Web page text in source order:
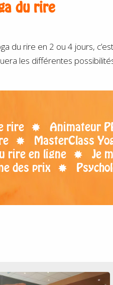
du rire
du rire en 2 ou 4 jours,
les différentes
rire
Animateur
MasterClass
rire en ligne Je
des prix